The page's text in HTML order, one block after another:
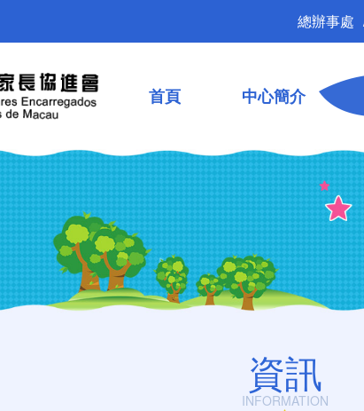
總辦事處
首頁 中心簡介
資訊
INFORMATION